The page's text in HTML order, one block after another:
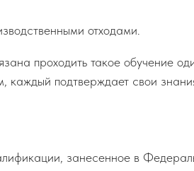
отходами.
проходить такое обучение
каждый подтверждает свои
занесенное в